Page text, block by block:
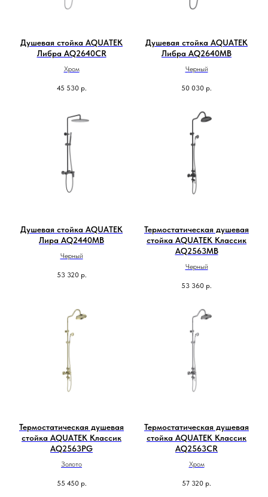
Душевая стойка AQUATEK
Либра AQ2640CR
Хром
45 530 р.
Душевая стойка AQUATEK
Либра AQ2640MB
Черный
50 030 р.
Душевая стойка AQUATEK
Лира AQ2440MB
Черный
53 320 р.
Термостатическая душевая
стойка AQUATEK Классик
AQ2563MB
Черный
53 360 р.
Термостатическая душевая
стойка AQUATEK Классик
AQ2563PG
Золото
55 450 р.
Термостатическая душевая
стойка AQUATEK Классик
AQ2563CR
Хром
57 320 р.